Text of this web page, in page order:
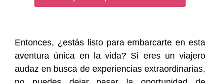
Entonces, ¿estás listo para embarcarte en esta
aventura única en la vida? Si eres un viajero
audaz en busca de experiencias extraordinarias,